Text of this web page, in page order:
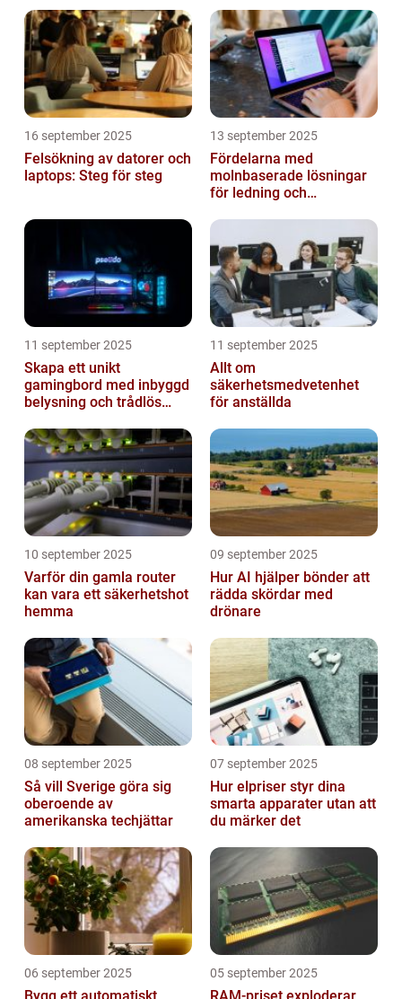
16 september 2025
Felsökning av datorer och
laptops: Steg för steg
13 september 2025
Fördelarna med
molnbaserade lösningar
för ledning och
11 september 2025
Skapa ett unikt
gamingbord med inbyggd
belysning och trådlös
11 september 2025
Allt om
säkerhetsmedvetenhet
för anställda
10 september 2025
Varför din gamla router
kan vara ett säkerhetshot
hemma
09 september 2025
Hur AI hjälper bönder att
rädda skördar med
drönare
08 september 2025
Så vill Sverige göra sig
oberoende av
amerikanska techjättar
07 september 2025
Hur elpriser styr dina
smarta apparater utan att
du märker det
06 september 2025 05 september 2025